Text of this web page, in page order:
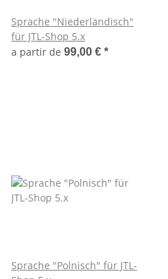
Sprache "Niederländisch"
für JTL-Shop 5.x
a partir de 99,00 € *
Sprache "Polnisch" für JTL-